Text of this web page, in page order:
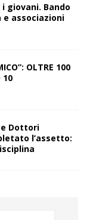
giovani. Bando
e associazioni
OLTRE 100
10
Dottori
l’assetto: